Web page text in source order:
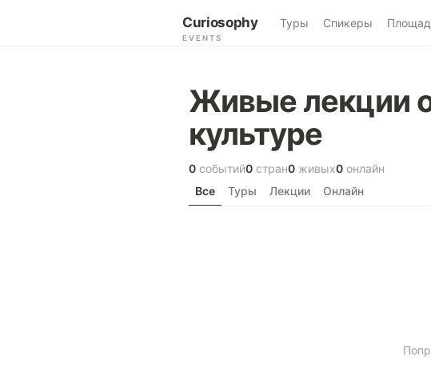
Curiosophy
EVENTS
Туры Спикеры
Живые лекции о
культуре
0 событий0 стран0 живых0 онлайн
Все
Туры Лекции Онлайн